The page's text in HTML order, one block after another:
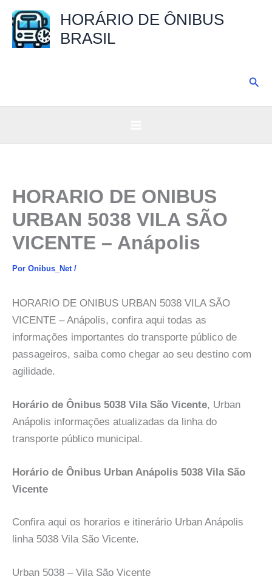
para
HORÁRIO DE ÔNIBUS
BRASIL
HORARIO DE ONIBUS
URBAN 5038 VILA SÃO
VICENTE – Anápolis
Por Onibus_Net /
HORARIO DE ONIBUS URBAN 5038 VILA SÃO
VICENTE – Anápolis, confira aqui todas as
informações importantes do transporte público de
passageiros, saiba como chegar ao seu destino com
agilidade.
Horário de Ônibus 5038 Vila São Vicente, Urban
Anápolis informações atualizadas da linha do
transporte público municipal.
Horário de Ônibus Urban Anápolis 5038 Vila São
Vicente
Confira aqui os horarios e itinerário Urban Anápolis
linha 5038 Vila São Vicente.
Urban 5038 – Vila São Vicente